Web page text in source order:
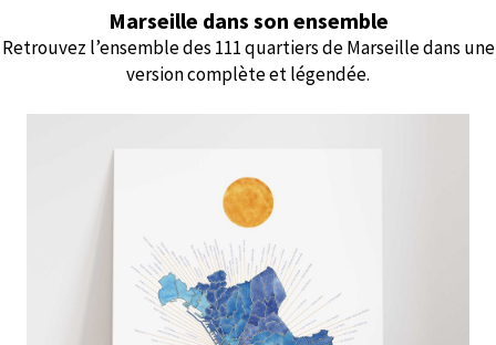
Marseille dans son ensemble
Retrouvez l’ensemble des 111 quartiers de Marseille dans une
version complète et légendée.